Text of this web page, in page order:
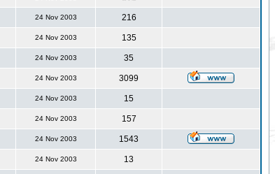
24 Nov 2003 216
24 Nov 2003 135
24 Nov 2003 35
24 Nov 2003 3099
24 Nov 2003 15
24 Nov 2003 157
24 Nov 2003 1543
24 Nov 2003 13